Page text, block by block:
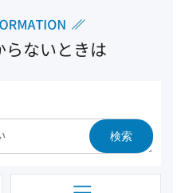
ないときは
検索